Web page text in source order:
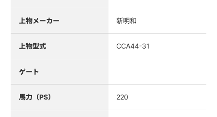
上物メーカー 新明和
上物型式 CCA44-31
ゲート
馬力（PS） 220